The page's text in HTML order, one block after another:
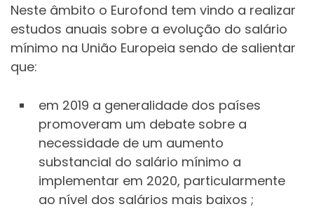
Neste âmbito o Eurofond tem vindo a realizar
estudos anuais sobre a evolução do salário
mínimo na União Europeia sendo de salientar
que:
em 2019 a generalidade dos países
promoveram um debate sobre a
necessidade de um aumento
substancial do salário mínimo a
implementar em 2020, particularmente
ao nível dos salários mais baixos ;